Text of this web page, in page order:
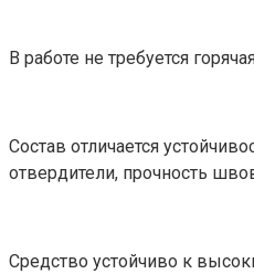
В работе не требуется
Состав отличается
отвердители, прочность
Средство устойчиво к